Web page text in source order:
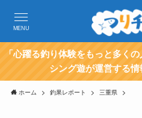
MENU
「心躍る釣り体験をもっと多く
シング遊が運営する情
ホーム 釣果レポート 三重県